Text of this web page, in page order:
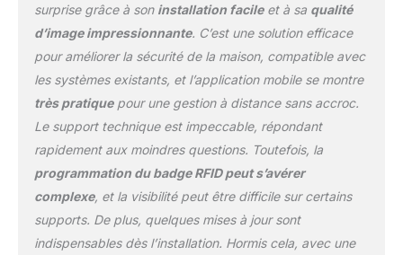
noir, et le bouton et la
plaque signalétique sont
éclairés. Une serrure
électrique peut être
connectée au panneau
électrique
supplémentaire et sans
portail. La porte peut être
ouverte à l'aide d'un
interphone. ✔
NOTIFICATIONS ET
surprise grâce à son installation facileet à sa qualité
d’image impressionnante. C’est une solution efficace
pour améliorer la sécurité de la maison, compatible avec
les systèmes existants, et l’application mobile se montre
très pratiquepour une gestion à distance sans accroc.
Le support technique est impeccable, répondant
rapidement aux moindres questions. Toutefois, la
programmation du badge RFID peut s’avérer
complexe, et la visibilité peut être difficile sur certains
supports. De plus, quelques mises à jour sont
indispensables dès l’installation. Hormis cela, avec une